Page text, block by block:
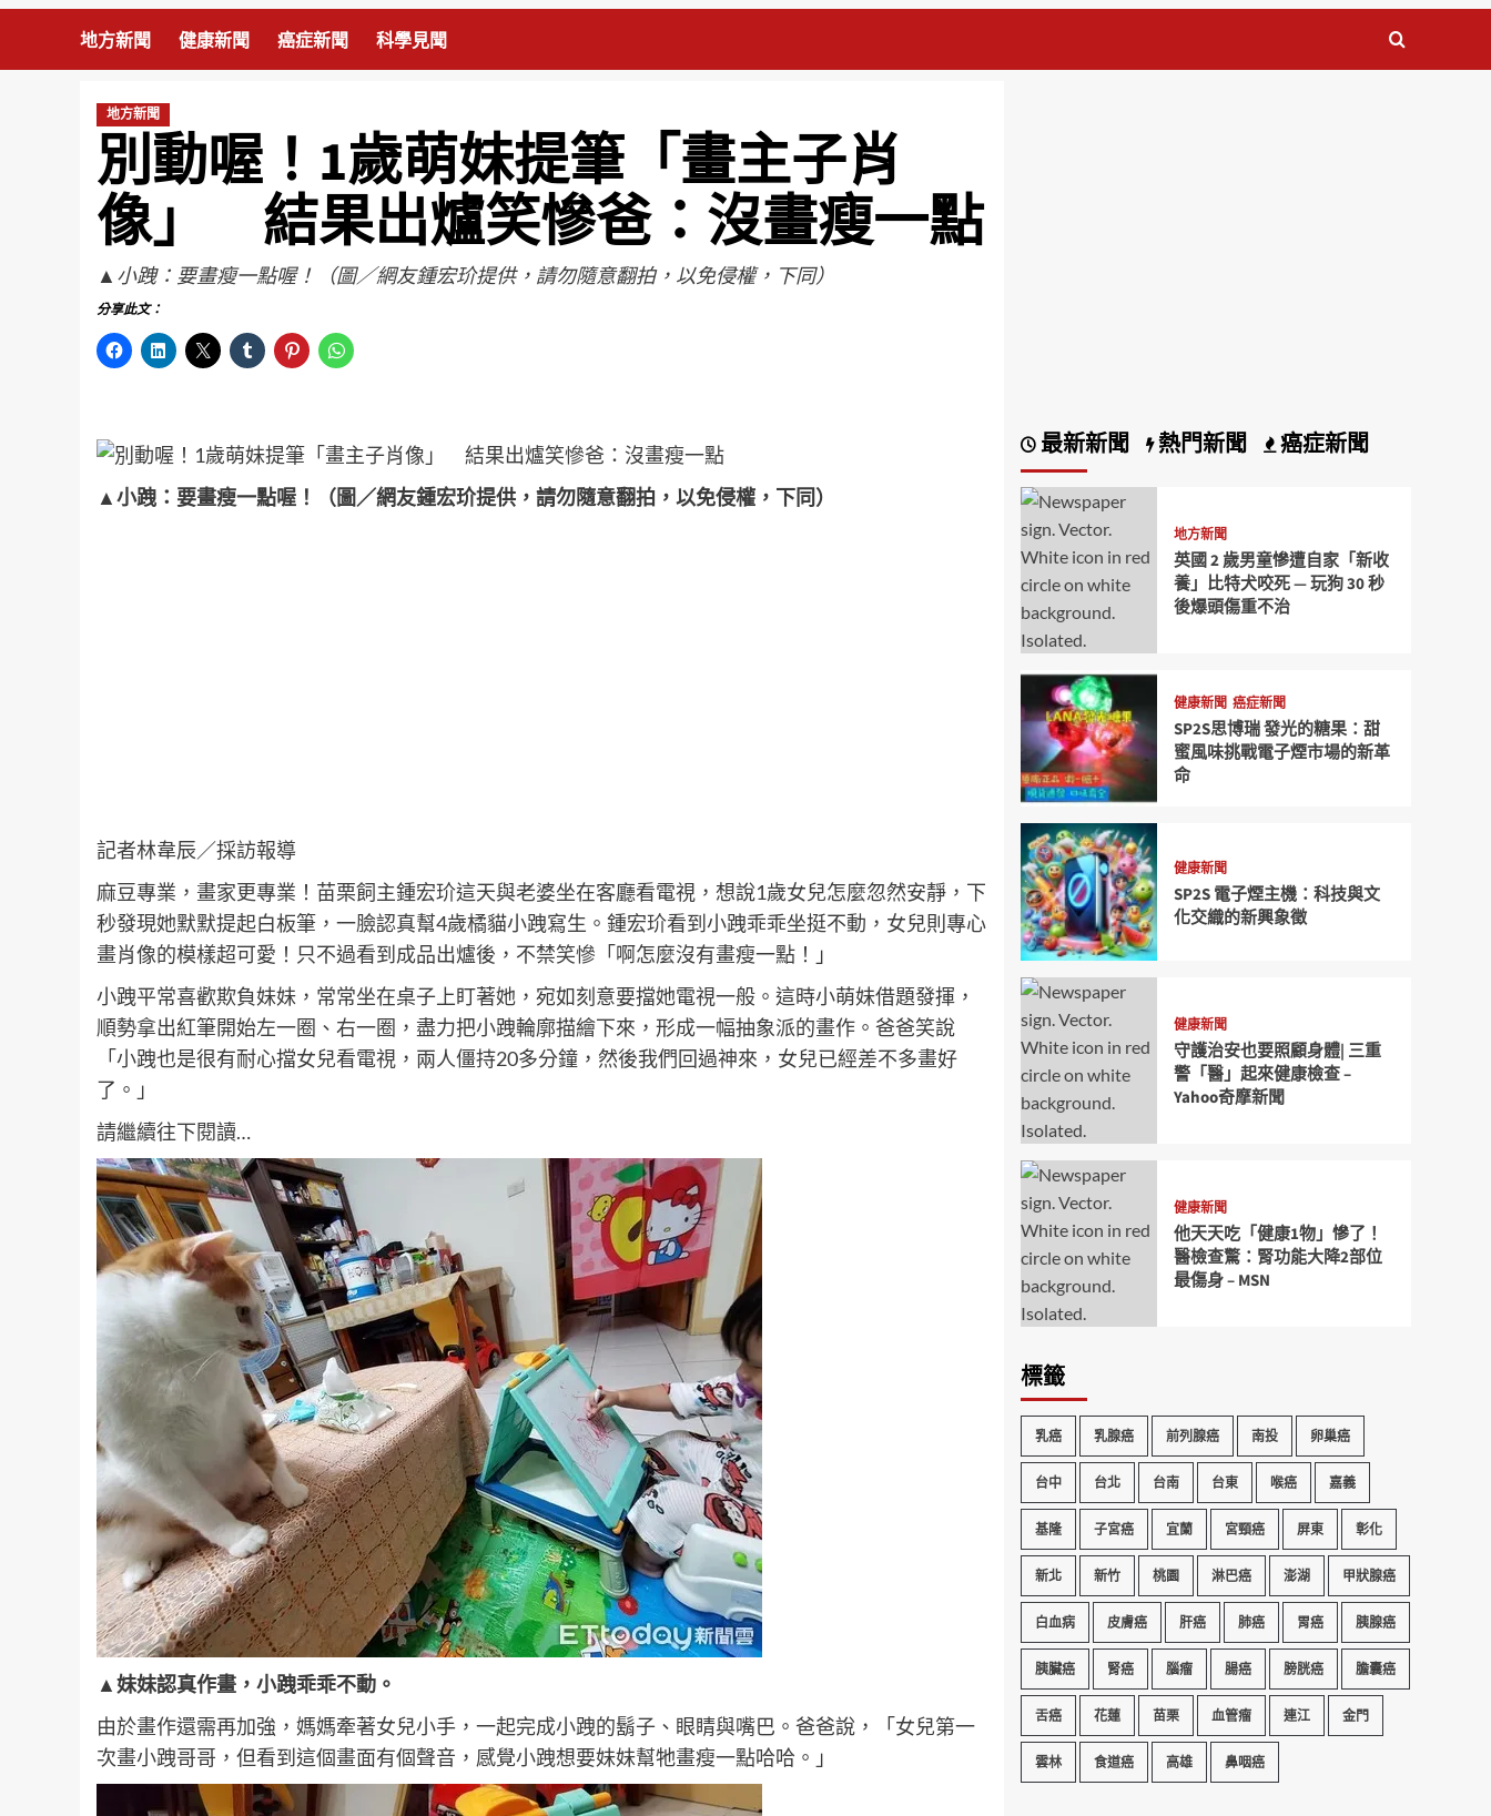
地方新聞 健康新聞 癌症新聞 科學見聞
地方新聞
別動喔！1歲萌妹提筆「畫主子肖
像」 結果出爐笑慘爸：沒畫瘦一點
▲小跩：要畫瘦一點喔！（圖／網友鍾宏玠提供，請勿隨意翻拍，以免侵權，下同）
分享此文：
▲小跩：要畫瘦一點喔！（圖／網友鍾宏玠提供，請勿隨意翻拍，以免侵權，下同）
記者林韋辰／採訪報導
麻豆專業，畫家更專業！苗栗飼主鍾宏玠這天與老婆坐在客廳看電視，想說1歲女兒怎麼忽然安靜，下
秒發現她默默提起白板筆，一臉認真幫4歲橘貓小跩寫生。鍾宏玠看到小跩乖乖坐挺不動，女兒則專心
畫肖像的模樣超可愛！只不過看到成品出爐後，不禁笑慘「啊怎麼沒有畫瘦一點！」
小跩平常喜歡欺負妹妹，常常坐在桌子上盯著她，宛如刻意要擋她電視一般。這時小萌妹借題發揮，
順勢拿出紅筆開始左一圈、右一圈，盡力把小跩輪廓描繪下來，形成一幅抽象派的畫作。爸爸笑說
「小跩也是很有耐心擋女兒看電視，兩人僵持20多分鐘，然後我們回過神來，女兒已經差不多畫好
了。」
請繼續往下閱讀…
▲妹妹認真作畫，小跩乖乖不動。
由於畫作還需再加強，媽媽牽著女兒小手，一起完成小跩的鬍子、眼睛與嘴巴。爸爸說，「女兒第一
次畫小跩哥哥，但看到這個畫面有個聲音，感覺小跩想要妹妹幫牠畫瘦一點哈哈。」
最新新聞 熱門新聞 癌症新聞
地方新聞
英國 2 歲男童慘遭自家「新收
養」比特犬咬死 — 玩狗 30 秒
後爆頭傷重不治
健康新聞 癌症新聞
SP2S思博瑞 發光的糖果：甜
蜜風味挑戰電子煙市場的新革
命
健康新聞
SP2S 電子煙主機：科技與文
化交織的新興象徵
健康新聞
守護治安也要照顧身體| 三重
警「醫」起來健康檢查 –
Yahoo奇摩新聞
健康新聞
他天天吃「健康1物」慘了！
醫檢查驚：腎功能大降2部位
最傷身 – MSN
標籤
乳癌 乳腺癌 前列腺癌 南投 卵巢癌
台中 台北 台南 台東 喉癌 嘉義
基隆 子宮癌 宜蘭 宮頸癌 屏東 彰化
新北 新竹 桃園 淋巴癌 澎湖 甲狀腺癌
白血病 皮膚癌 肝癌 肺癌 胃癌 胰腺癌
胰臟癌 腎癌 腦瘤 腸癌 膀胱癌 膽囊癌
舌癌 花蓮 苗栗 血管瘤 連江 金門
雲林 食道癌 高雄 鼻咽癌